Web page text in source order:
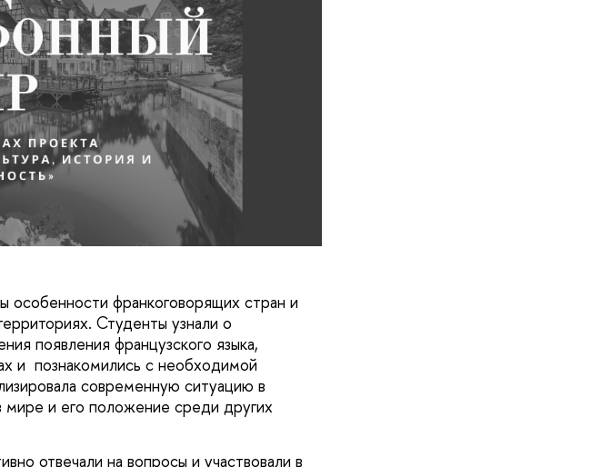
франкоговорящих стран и
Студенты узнали о
появления французского языка,
и познакомились с необходимой
современную ситуацию в
мире и его положение среди других
отвечали на вопросы и участвовали в